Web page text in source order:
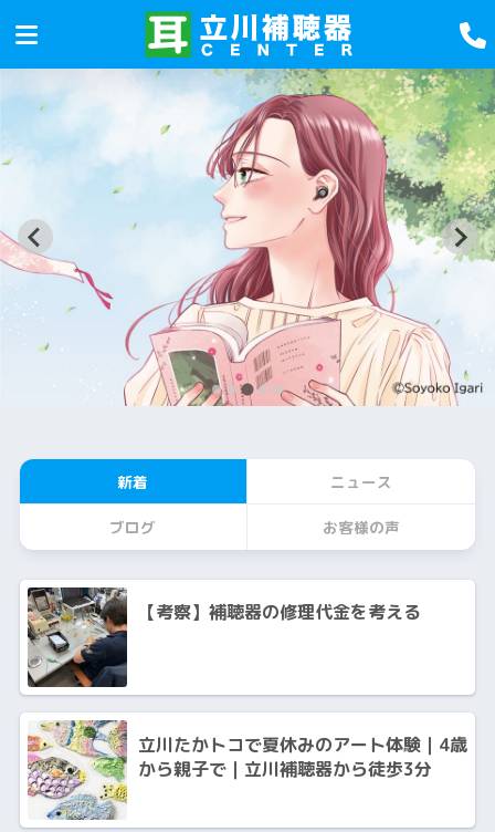
新着 ニュース
ブログ お客様の声
【考察】補聴器の修理代金を考える
立川たかトコで夏休みのアート体験｜4歳
から親子で｜立川補聴器から徒歩3分